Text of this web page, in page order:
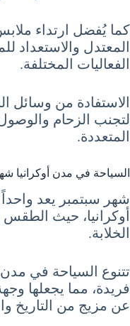
كما يُفضل ارتداء
المعتدل والاستعداد
الفعاليات المختلفة.
الاستفادة من وسائل
لتجنب الزحام
المتعددة.
السياحة في مدن أوكرانيا
شهر سبتمبر يعد
أوكرانيا، حيث الطقس
الخلابة.
تتنوع السياحة في
فريدة، مما يجعلها
عن مزيج من التاريخ